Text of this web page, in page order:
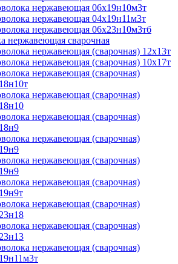
нержавеющая 06х19н10м3т
нержавеющая 04х19н11м3т
нержавеющая 06х23н10м3тб
нержавеющая сварочная
нержавеющая (сварочная) 12х13т
нержавеющая (сварочная) 10х17т
нержавеющая (сварочная)
нержавеющая (сварочная)
нержавеющая (сварочная)
нержавеющая (сварочная)
нержавеющая (сварочная)
нержавеющая (сварочная)
нержавеющая (сварочная)
нержавеющая (сварочная)
нержавеющая (сварочная)